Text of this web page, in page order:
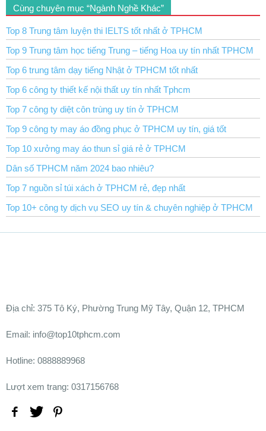
Cùng chuyên mục “Ngành Nghề Khác”
Top 8 Trung tâm luyện thi IELTS tốt nhất ở TPHCM
Top 9 Trung tâm học tiếng Trung – tiếng Hoa uy tín nhất TPHCM
Top 6 trung tâm dạy tiếng Nhật ở TPHCM tốt nhất
Top 6 công ty thiết kế nội thất uy tín nhất Tphcm
Top 7 công ty diệt côn trùng uy tín ở TPHCM
Top 9 công ty may áo đồng phục ở TPHCM uy tín, giá tốt
Top 10 xưởng may áo thun sỉ giá rẻ ở TPHCM
Dân số TPHCM năm 2024 bao nhiêu?
Top 7 nguồn sỉ túi xách ở TPHCM rẻ, đẹp nhất
Top 10+ công ty dịch vụ SEO uy tín & chuyên nghiệp ở TPHCM
Ðịa chỉ: 375 Tô Ký, Phường Trung Mỹ Tây, Quận 12, TPHCM
Email: info@top10tphcm.com
Hotline: 0888889968
Lượt xem trang: 0317156768